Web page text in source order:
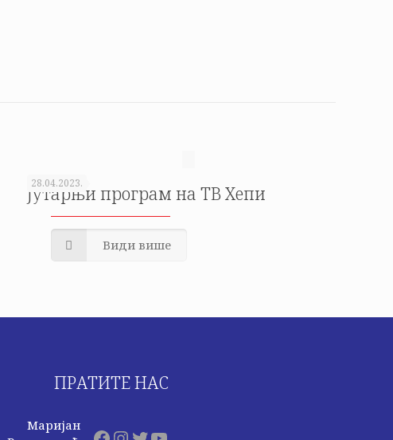
28.04.2023.
Јутарњи програм на ТВ Хепи
Види више
ПРАТИТЕ НАС
Маријан